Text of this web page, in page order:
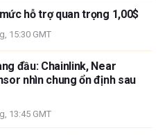
hỗ trợ quan trọng 1,00$
15:30 GMT
đầu: Chainlink, Near
nhìn chung ổn định sau
13:45 GMT